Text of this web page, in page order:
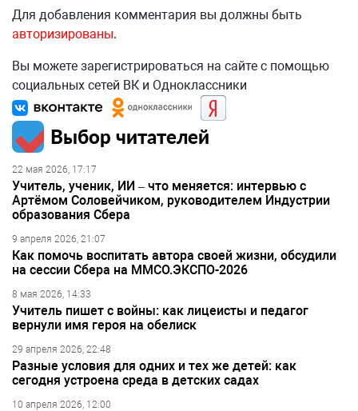
Для добавления комментария вы должны быть
авторизированы.
Вы можете зарегистрироваться на сайте с помощью
социальных сетей ВК и Одноклассники
Выбор читателей
22 мая 2026, 17:17
Учитель, ученик, ИИ – что меняется: интервью с
Артёмом Соловейчиком, руководителем Индустрии
образования Сбера
9 апреля 2026, 21:07
Как помочь воспитать автора своей жизни, обсудили
на сессии Сбера на ММСО.ЭКСПО-2026
8 мая 2026, 14:33
Учитель пишет с войны: как лицеисты и педагог
вернули имя героя на обелиск
29 апреля 2026, 22:48
Разные условия для одних и тех же детей: как
сегодня устроена среда в детских садах
10 апреля 2026, 12:00